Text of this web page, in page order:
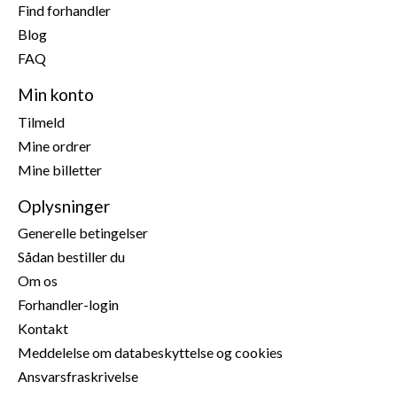
Unikt Twist & Lock-system
Farve: hvid
I fordelspakke til en fordelagtig pris!
Sikkerhedshenvisninger
Producent:
Find forhandler
Blog
FAQ
Min konto
Tilmeld
Mine ordrer
Mine billetter
Oplysninger
Generelle betingelser
Sådan bestiller du
Om os
Forhandler-login
Kontakt
Meddelelse om databeskyttelse og cookies
Ansvarsfraskrivelse